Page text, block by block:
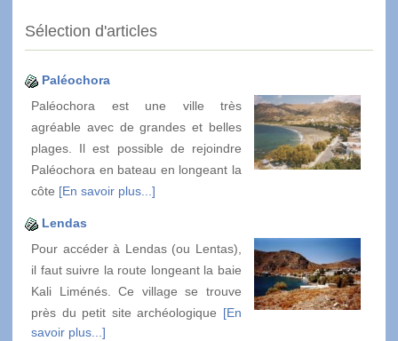
Sélection d'articles
Paléochora
Paléochora est une ville très
agréable avec de grandes et belles
plages. Il est possible de rejoindre
Paléochora en bateau en longeant la
côte [En savoir plus...]
Lendas
Pour accéder à Lendas (ou Lentas),
il faut suivre la route longeant la baie
Kali Liménés. Ce village se trouve
près du petit site archéologique [En
savoir plus...]